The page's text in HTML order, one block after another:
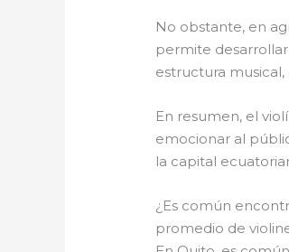
No obstante, en
permite
estructura
En resumen, el
emocionar al
la capital
¿Es común
promedio de